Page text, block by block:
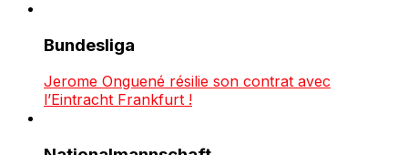
Bundesliga
Jerome Onguené résilie son contrat avec
l’Eintracht Frankfurt !